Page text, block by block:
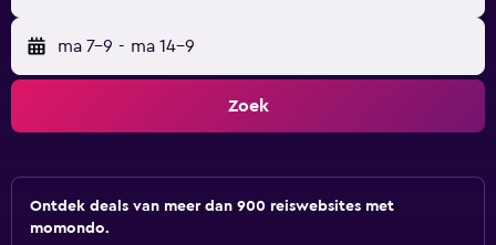
ma 7-9 - ma 14-9
Zoek
Ontdek deals van meer dan 900 reiswebsites met
momondo.